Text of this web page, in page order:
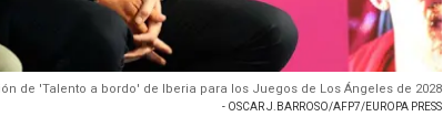
de 'Talento a bordo' de Iberia para los Juegos de Los Ángeles de 2028
- OSCAR J.BARROSO/AFP7/EUROPA PRESS